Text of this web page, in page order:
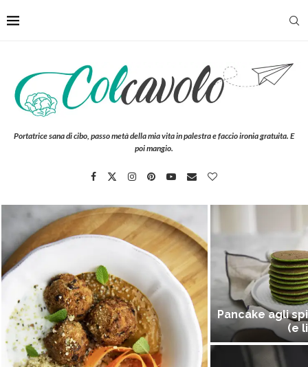
Portatrice sana di cibo, passo metà della mia vita in palestra e faccio ironia gratuita. E
poi mangio.
Pancake agli
(e